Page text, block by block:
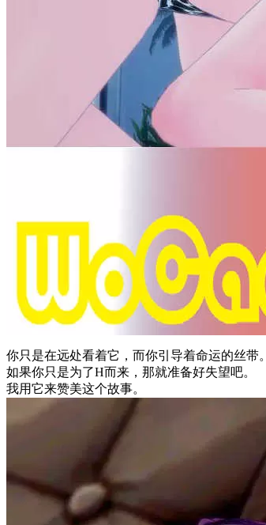
你只是在远处看着它，而你引导着命运的丝带。
如果你只是为了H而来，那就准备好失望吧。
我用它来赞美这个故事。